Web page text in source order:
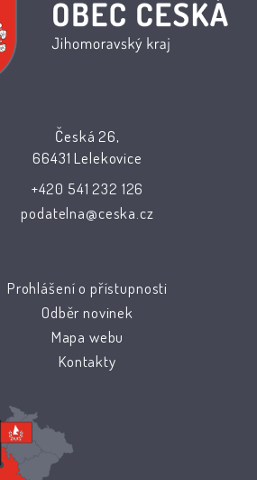
Česká 26,
66431 Lelekovice
+420 541 232 126
podatelna@ceska.cz
Prohlášení o přístupnosti
Odběr novinek
Mapa webu
Kontakty